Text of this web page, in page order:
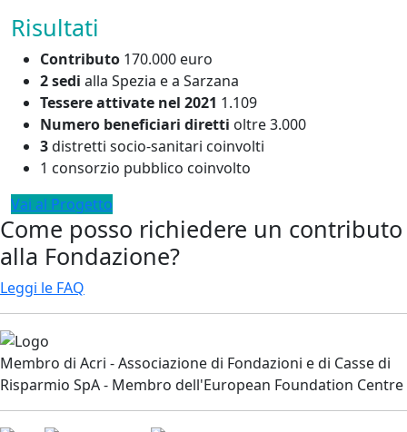
Risultati
Contributo 170.000 euro
2 sedi alla Spezia e a Sarzana
Tessere attivate nel 2021 1.109
Numero beneficiari diretti oltre 3.000
3distretti socio-sanitari coinvolti
1 consorzio pubblico coinvolto
Vai al Progetto
Come posso richiedere un contributo
alla Fondazione?
Leggi le FAQ
Membro di Acri - Associazione di Fondazioni e di Casse di
Risparmio SpA - Membro dell'European Foundation Centre